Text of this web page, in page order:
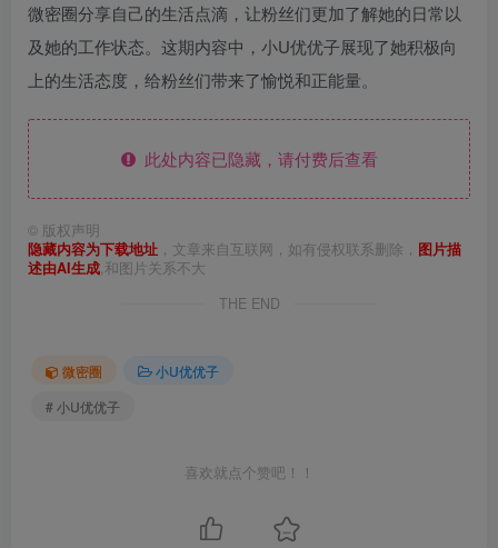
微密圈分享自己的生活点滴，让粉丝们更加了解她的日常以
及她的工作状态。这期内容中，小U优优子展现了她积极向
上的生活态度，给粉丝们带来了愉悦和正能量。
此处内容已隐藏，请付费后查看
© 版权声明
隐藏内容为下载地址 ，文章来自互联网，如有侵权联系删除， 图片描
述由AI生成,和图片关系不大
THE END
微密圈
小U优优子
# 小U优优子
喜欢就点个赞吧！！